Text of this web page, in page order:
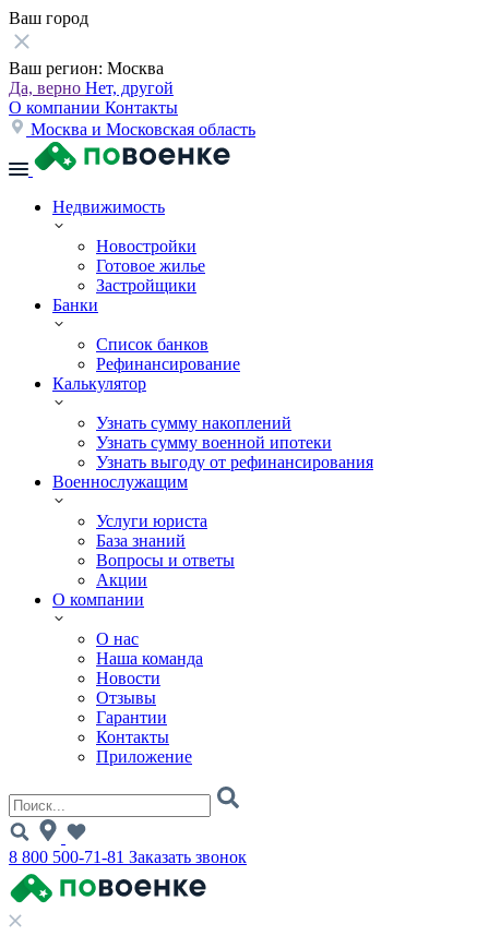
Ваш город
Ваш регион: Москва
Да, верно Нет, другой
О компании Контакты
Москва и Московская область
Недвижимость
Новостройки
Готовое жилье
Застройщики
Банки
Список банков
Рефинансирование
Калькулятор
Узнать сумму накоплений
Узнать сумму военной ипотеки
Узнать выгоду от рефинансирования
Военнослужащим
Услуги юриста
База знаний
Вопросы и ответы
Акции
О компании
О нас
Наша команда
Новости
Отзывы
Гарантии
Контакты
Приложение
8 800 500-71-81 Заказать звонок